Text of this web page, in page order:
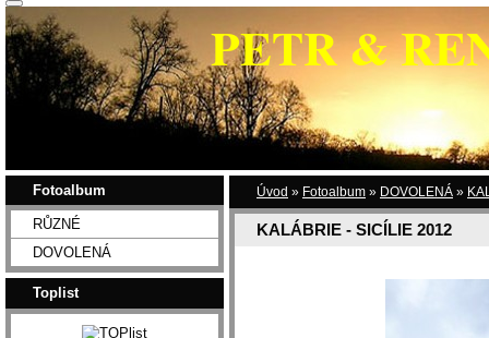
PETR &
Úvod » Fotoalbum » DOVOLENÁ »
KALÁBRIE - SICÍLIE 2012
Fotoalbum
RŮZNÉ
DOVOLENÁ
Toplist